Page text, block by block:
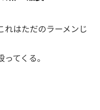
れはただのラーメンじ
てくる。